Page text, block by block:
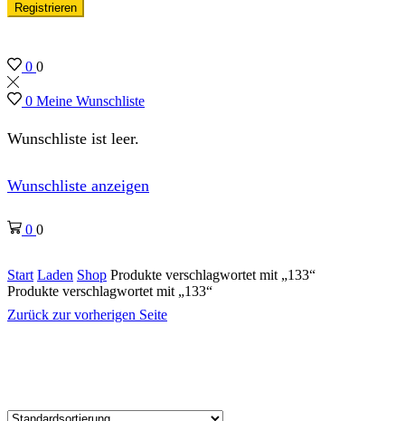
Registrieren
0 0
0 Meine Wunschliste
Wunschliste ist leer.
Wunschliste anzeigen
0 0
Start Laden Shop Produkte verschlagwortet mit „133“
Produkte verschlagwortet mit „133“
Zurück zur vorherigen Seite